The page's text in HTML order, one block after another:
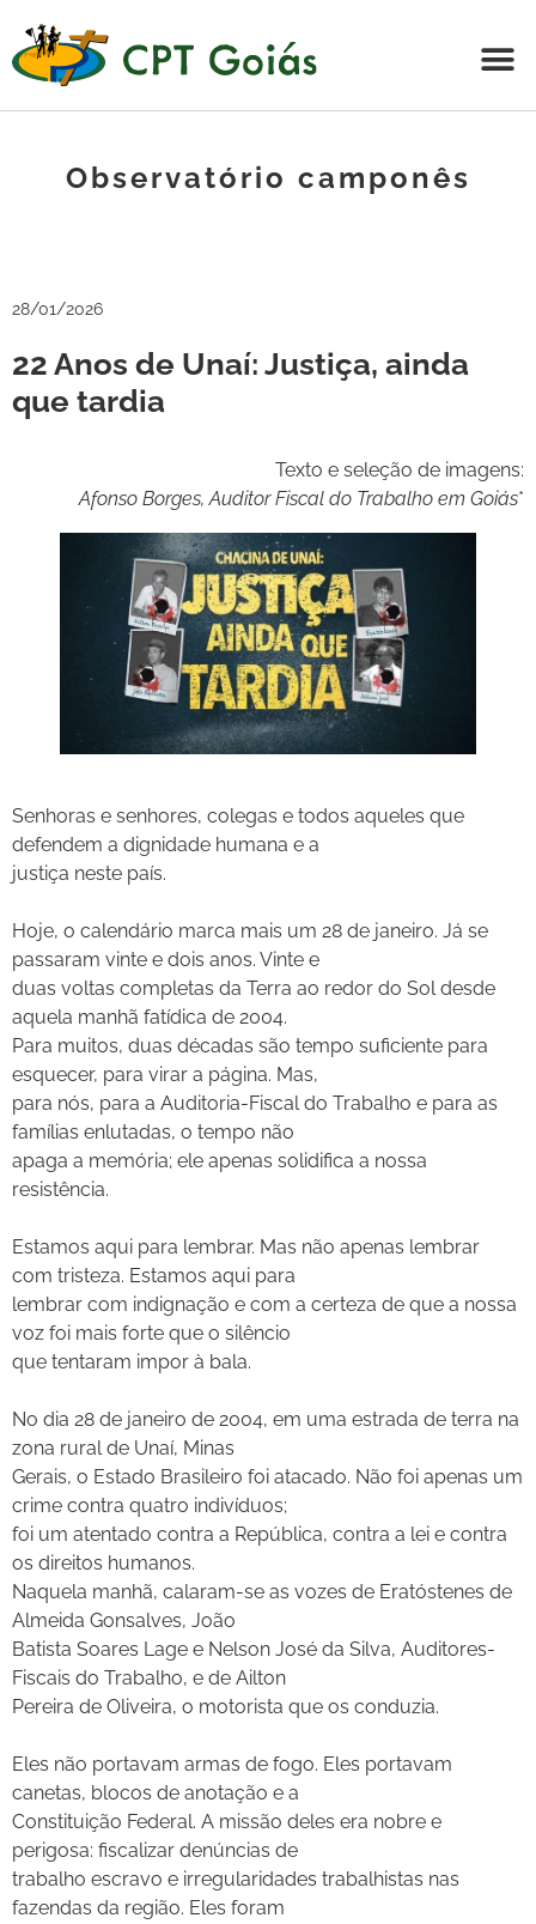
Observatório camponês
28/01/2026
22 Anos de Unaí: Justiça, ainda
que tardia
Texto e seleção de imagens:
Afonso Borges, Auditor Fiscal do Trabalho em Goiás*
Senhoras e senhores, colegas e todos aqueles que
defendem a dignidade humana e a
justiça neste país.
Hoje, o calendário marca mais um 28 de janeiro. Já se
passaram vinte e dois anos. Vinte e
duas voltas completas da Terra ao redor do Sol desde
aquela manhã fatídica de 2004.
Para muitos, duas décadas são tempo suficiente para
esquecer, para virar a página. Mas,
para nós, para a Auditoria-Fiscal do Trabalho e para as
famílias enlutadas, o tempo não
apaga a memória; ele apenas solidifica a nossa
resistência.
Estamos aqui para lembrar. Mas não apenas lembrar
com tristeza. Estamos aqui para
lembrar com indignação e com a certeza de que a nossa
voz foi mais forte que o silêncio
que tentaram impor à bala.
No dia 28 de janeiro de 2004, em uma estrada de terra na
zona rural de Unaí, Minas
Gerais, o Estado Brasileiro foi atacado. Não foi apenas um
crime contra quatro indivíduos;
foi um atentado contra a República, contra a lei e contra
os direitos humanos.
Naquela manhã, calaram-se as vozes de Eratóstenes de
Almeida Gonsalves, João
Batista Soares Lage e Nelson José da Silva, Auditores-
Fiscais do Trabalho, e de Ailton
Pereira de Oliveira, o motorista que os conduzia.
Eles não portavam armas de fogo. Eles portavam
canetas, blocos de anotação e a
Constituição Federal. A missão deles era nobre e
perigosa: fiscalizar denúncias de
trabalho escravo e irregularidades trabalhistas nas
fazendas da região. Eles foram